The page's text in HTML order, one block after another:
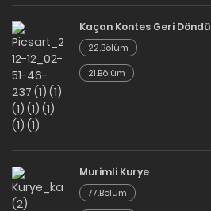
Kaçan Kontes Geri Döndü
22.Bölüm
21.Bölüm
Murimli Kurye
77.Bölüm